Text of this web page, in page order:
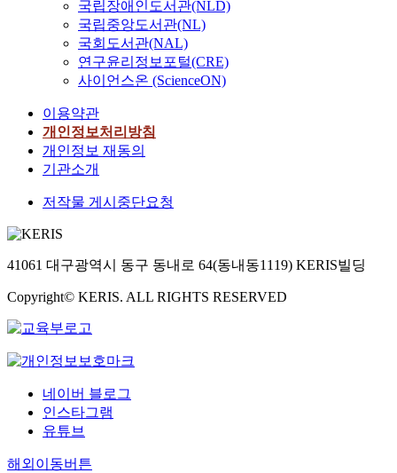
국립장애인도서관(NLD)
국립중앙도서관(NL)
국회도서관(NAL)
연구윤리정보포털(CRE)
사이언스온 (ScienceON)
이용약관
개인정보처리방침
개인정보 재동의
기관소개
저작물 게시중단요청
41061 대구광역시 동구 동내로 64(동내동1119) KERIS빌딩
Copyright© KERIS. ALL RIGHTS RESERVED
네이버 블로그
인스타그램
유튜브
해외이동버튼